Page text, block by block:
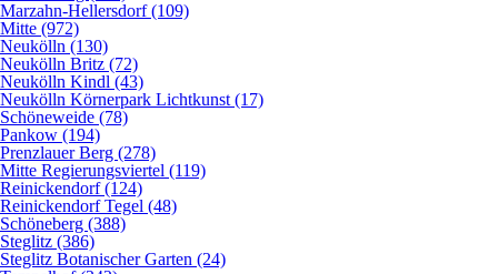
Marzahn-Hellersdorf (109)
Mitte (972)
Neukölln (130)
Neukölln Britz (72)
Neukölln Kindl (43)
Neukölln Körnerpark Lichtkunst (17)
Schöneweide (78)
Pankow (194)
Prenzlauer Berg (278)
Mitte Regierungsviertel (119)
Reinickendorf (124)
Reinickendorf Tegel (48)
Schöneberg (388)
Steglitz (386)
Steglitz Botanischer Garten (24)